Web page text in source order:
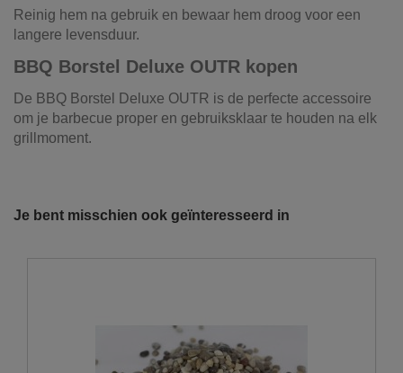
Reinig hem na gebruik en bewaar hem droog voor een
langere levensduur.
BBQ Borstel Deluxe OUTR kopen
De BBQ Borstel Deluxe OUTR is de perfecte accessoire
om je barbecue proper en gebruiksklaar te houden na elk
grillmoment.
grond, grind, schors, ...
laadvolumes en -vermogens. De laadvolumes kunnen
variëren van 10m³ tot 30m³.
Je bent misschien ook geïnteresseerd in